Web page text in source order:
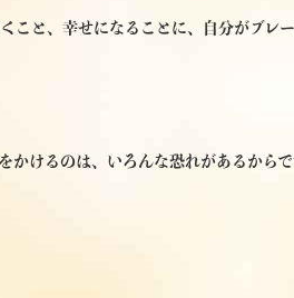
こと、幸せになることに、自分がブレ
かけるのは、いろんな恐れがあるからで